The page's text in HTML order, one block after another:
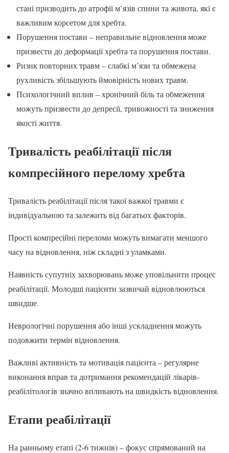
стані призводить до атрофії м’язів спини та живота, які є
важливим корсетом для хребта.
Порушення постави – неправильне відновлення може
призвести до деформації хребта та порушення постави.
Ризик повторних травм – слабкі м’язи та обмежена
рухливість збільшують ймовірність нових травм.
Психологічний вплив – хронічний біль та обмеження
можуть призвести до депресії, тривожності та зниження
якості життя.
Тривалість реабілітації після
компресійного перелому хребта
Тривалість реабілітації після такої важкої травми є
індивідуальною та залежить від багатьох факторів.
Прості компресійні переломи можуть вимагати меншого
часу на відновлення, ніж складні з уламками.
Наявність супутніх захворювань може уповільнити процес
реабілітації. Молодші пацієнти зазвичай відновлюються
швидше.
Неврологічні порушення або інші ускладнення можуть
подовжити термін відновлення.
Важливі активність та мотивація пацієнта – регулярне
виконання вправ та дотримання рекомендацій лікарів-
реабілітологів значно впливають на швидкість відновлення.
Етапи реабілітації
На ранньому етапі (2-6 тижнів) – фокус спрямований на